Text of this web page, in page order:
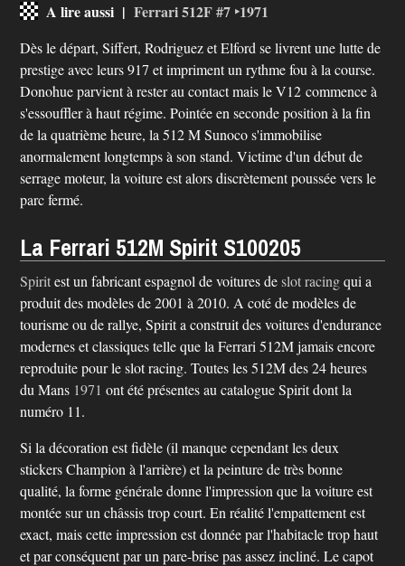
A lire aussi |Ferrari 512F #7 ‣1971
Dès le départ, Siffert, Rodriguez et Elford se livrent une lutte de
prestige avec leurs 917 et impriment un rythme fou à la course.
Donohue parvient à rester au contact mais le V12 commence à
s'essouffler à haut régime. Pointée en seconde position à la fin
de la quatrième heure, la 512 M Sunoco s'immobilise
anormalement longtemps à son stand. Victime d'un début de
serrage moteur, la voiture est alors discrètement poussée vers le
parc fermé.
La Ferrari 512M Spirit S100205
Spiritest un fabricant espagnol de voitures deslot racingqui a
produit des modèles de 2001 à 2010. A coté de modèles de
tourisme ou de rallye, Spirit a construit des voitures d'endurance
modernes et classiques telle que la Ferrari 512M jamais encore
reproduite pour le slot racing. Toutes les 512M des 24 heures
du Mans 1971 ont été présentes au catalogue Spirit dont la
numéro 11.
Si la décoration est fidèle (il manque cependant les deux
stickers Champion à l'arrière) et la peinture de très bonne
qualité, la forme générale donne l'impression que la voiture est
montée sur un châssis trop court. En réalité l'empattement est
exact, mais cette impression est donnée par l'habitacle trop haut
et par conséquent par un pare-brise pas assez incliné. Le capot